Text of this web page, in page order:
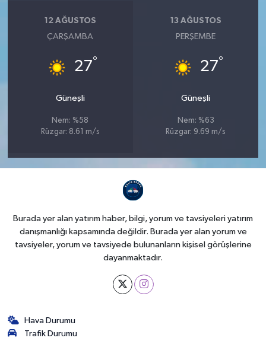
12 AĞUSTOS
ÇARŞAMBA
27°
Güneşli
Nem: %58
Rüzgar: 8.61 m/s
13 AĞUSTOS
PERŞEMBE
27°
Güneşli
Nem: %63
Rüzgar: 9.69 m/s
Burada yer alan yatırım haber, bilgi, yorum ve tavsiyeleri yatırım
danışmanlığı kapsamında değildir. Burada yer alan yorum ve
tavsiyeler, yorum ve tavsiyede bulunanların kişisel görüşlerine
dayanmaktadır.
Hava Durumu
Trafik Durumu